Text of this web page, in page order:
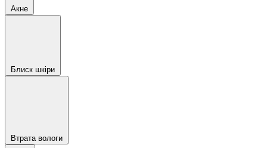
Акне
Блиск шкіри
Втрата вологи